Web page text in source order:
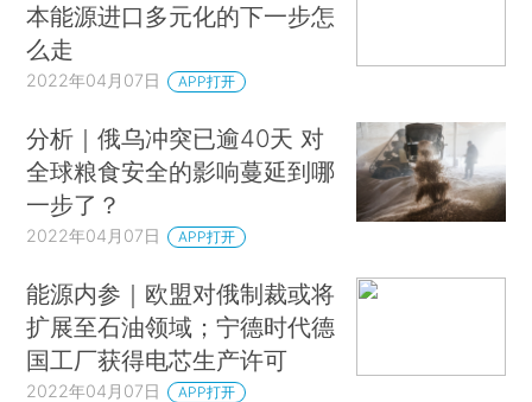
本能源进口多元化的下一步怎
么走
2022年04月07日 APP打开
分析｜俄乌冲突已逾40天 对
全球粮食安全的影响蔓延到哪
一步了？
2022年04月07日 APP打开
能源内参｜欧盟对俄制裁或将
扩展至石油领域；宁德时代德
国工厂获得电芯生产许可
2022年04月07日 APP打开